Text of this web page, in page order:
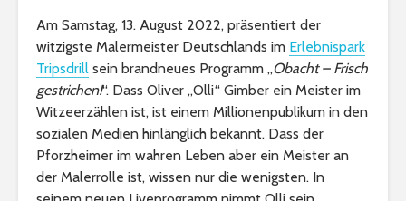
Am Samstag, 13. August 2022, präsentiert der
witzigste Malermeister Deutschlands im Erlebnispark
Tripsdrill sein brandneues Programm „Obacht – Frisch
gestrichen!“. Dass Oliver „Olli“ Gimber ein Meister im
Witzeerzählen ist, ist einem Millionenpublikum in den
sozialen Medien hinlänglich bekannt. Dass der
Pforzheimer im wahren Leben aber ein Meister an
der Malerrolle ist, wissen nur die wenigsten. In